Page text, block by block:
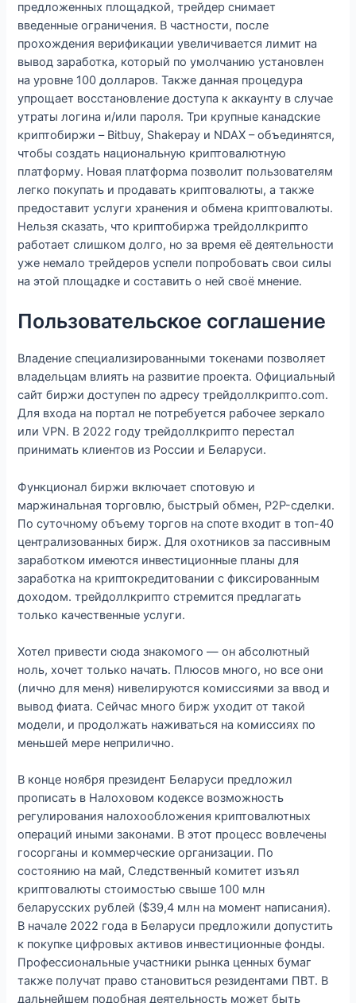
предложенных площадкой, трейдер снимает
введенные ограничения. В частности, после
прохождения верификации увеличивается лимит на
вывод заработка, который по умолчанию установлен
на уровне 100 долларов. Также данная процедура
упрощает восстановление доступа к аккаунту в случае
утраты логина и/или пароля. Три крупные канадские
криптобиржи – Bitbuy, Shakepay и NDAX – объединятся,
чтобы создать национальную криптовалютную
платформу. Новая платформа позволит пользователям
легко покупать и продавать криптовалюты, а также
предоставит услуги хранения и обмена криптовалюты.
Нельзя сказать, что криптобиржа трейдоллкрипто
работает слишком долго, но за время её деятельности
уже немало трейдеров успели попробовать свои силы
на этой площадке и составить о ней своё мнение.
Пользовательское соглашение
Владение специализированными токенами позволяет
владельцам влиять на развитие проекта. Официальный
сайт биржи доступен по адресу трейдоллкрипто.com.
Для входа на портал не потребуется рабочее зеркало
или VPN. В 2022 году трейдоллкрипто перестал
принимать клиентов из России и Беларуси.
Функционал биржи включает спотовую и
маржинальная торговлю, быстрый обмен, P2P-сделки.
По суточному объему торгов на споте входит в топ-40
централизованных бирж. Для охотников за пассивным
заработком имеются инвестиционные планы для
заработка на криптокредитовании с фиксированным
доходом. трейдоллкрипто стремится предлагать
только качественные услуги.
Хотел привести сюда знакомого — он абсолютный
ноль, хочет только начать. Плюсов много, но все они
(лично для меня) нивелируются комиссиями за ввод и
вывод фиата. Сейчас много бирж уходит от такой
модели, и продолжать наживаться на комиссиях по
меньшей мере неприлично.
В конце ноября президент Беларуси предложил
прописать в Налоховом кодексе возможность
регулирования налохообложения криптовалютных
операций иными законами. В этот процесс вовлечены
госорганы и коммерческие организации. По
состоянию на май, Следственный комитет изъял
криптовалюты стоимостью свыше 100 млн
беларусских рублей ($39,4 млн на момент написания).
В начале 2022 года в Беларуси предложили допустить
к покупке цифровых активов инвестиционные фонды.
Профессиональные участники рынка ценных бумаг
также получат право становиться резидентами ПВТ. В
дальнейшем подобная деятельность может быть